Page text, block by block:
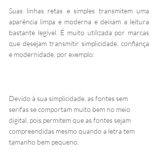
Suas linhas retas e simples transmitem uma
aparência limpa e moderna e deixam a leitura
bastante legível. É muito utilizada por marcas
que desejam transmitir simplicidade, confiança
e modernidade, por exemplo:
Devido à sua simplicidade, as fontes sem
serifas se comportam muito bem no meio
digital, pois permitem que as fontes sejam
compreendidas mesmo quando a letra tem
tamanho bem pequeno.